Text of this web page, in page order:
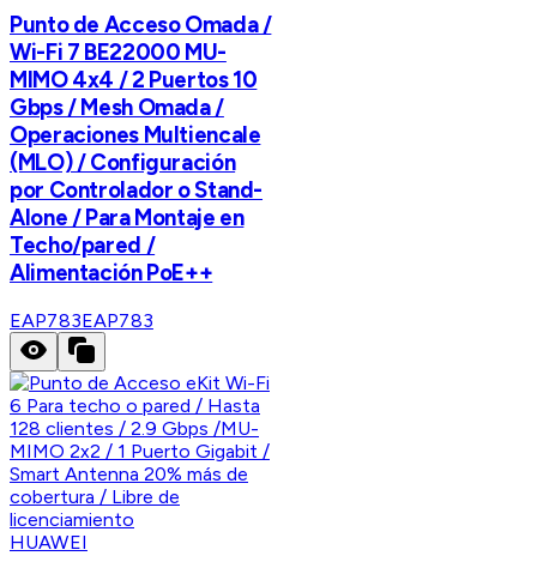
Punto de Acceso Omada /
Wi-Fi 7 BE22000 MU-
MIMO 4x4 / 2 Puertos 10
Gbps / Mesh Omada /
Operaciones Multiencale
(MLO) / Configuración
por Controlador o Stand-
Alone / Para Montaje en
Techo/pared /
Alimentación PoE++
EAP783EAP783
HUAWEI